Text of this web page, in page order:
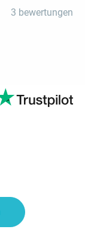
3 bewertungen